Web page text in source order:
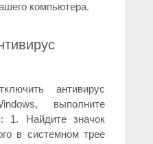
компьютера.
антивирус
выполните
1. Найдите значок
в системном трее